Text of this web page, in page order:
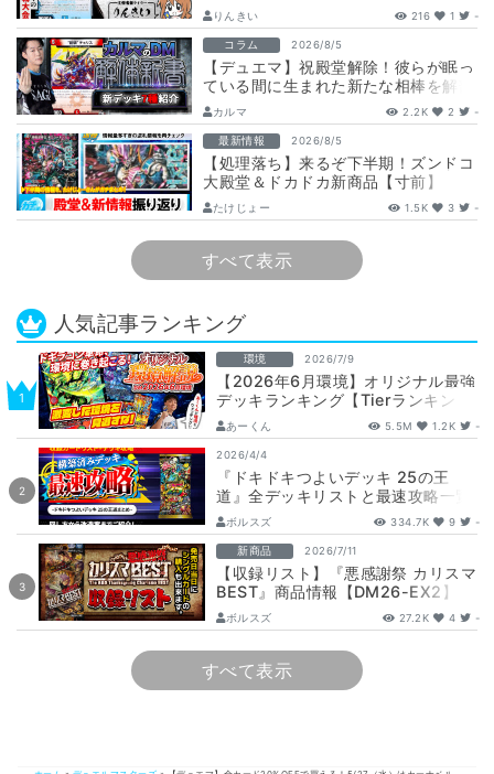
りんきい 216 1 -
コラム 2026/8/5
【デュエマ】祝殿堂解除！彼らが眠っ
ている間に生まれた新たな相棒を解剖
します。
カルマ 2.2K 2 -
最新情報 2026/8/5
【処理落ち】来るぞ下半期！ズンドコ
大殿堂＆ドカドカ新商品【寸前】
たけじょー 1.5K 3 -
すべて表示
人気記事ランキング
環境 2026/7/9
【2026年6月環境】オリジナル最強
デッキランキング【Tierランキン
グ】
あーくん 5.5M 1.2K -
2026/4/4
『ドキドキつよいデッキ 25の王
道』全デッキリストと最速攻略一覧
【DM26-SD1】
ボルスズ 334.7K 9 -
新商品 2026/7/11
【収録リスト】『悪感謝祭 カリスマ
BEST』商品情報【DM26-EX2】
ボルスズ 27.2K 4 -
すべて表示